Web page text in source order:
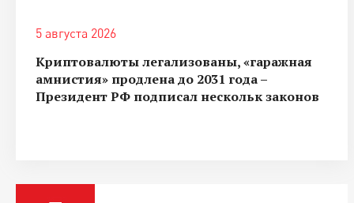
5 августа 2026
Криптовалюты легализованы, «гаражная
амнистия» продлена до 2031 года –
Президент РФ подписал нескольк законов